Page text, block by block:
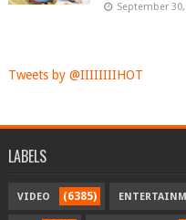
September 30,
Tweets by @IIIIIIIIHOT
LABELS
VIDEO (6385)